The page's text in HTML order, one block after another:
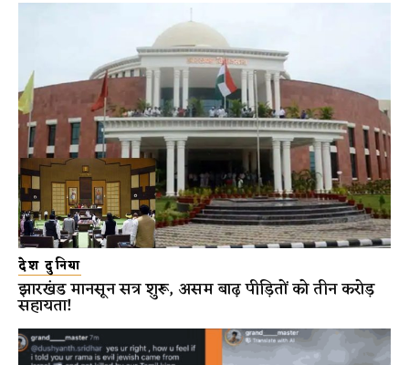
देश दुनिया
झारखंड मानसून सत्र शुरू, असम बाढ़ पीड़ितों को तीन करोड़
सहायता!